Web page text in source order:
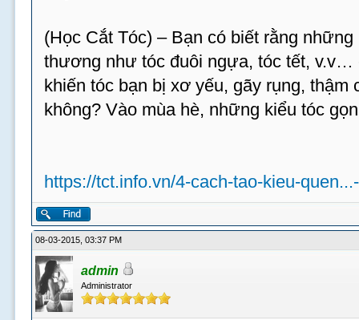
(Học Cắt Tóc) – Bạn có biết rằng
thương như tóc đuôi ngựa, tóc tết, v.v…
khiến tóc bạn bị xơ yếu, gãy rụng, thậm
không? Vào mùa hè, những kiểu tóc
https://tct.info.vn/4-cach-tao-kieu-
08-03-2015, 03:37 PM
admin
Administrator